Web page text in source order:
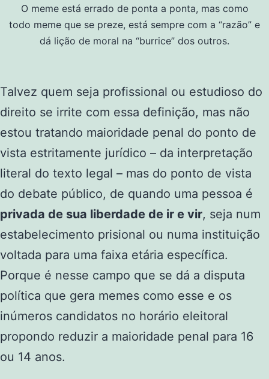
O meme está errado de ponta a ponta, mas como
todo meme que se preze, está sempre com a “razão” e
dá lição de moral na “burrice” dos outros.
Talvez quem seja profissional ou estudioso do
direito se irrite com essa definição, mas não
estou tratando maioridade penal do ponto de
vista estritamente jurídico – da interpretação
literal do texto legal – mas do ponto de vista
do debate público, de quando uma pessoa é
privada de sua liberdade de ir e vir, seja num
estabelecimento prisional ou numa instituição
voltada para uma faixa etária específica.
Porque é nesse campo que se dá a disputa
política que gera memes como esse e os
inúmeros candidatos no horário eleitoral
propondo reduzir a maioridade penal para 16
ou 14 anos.